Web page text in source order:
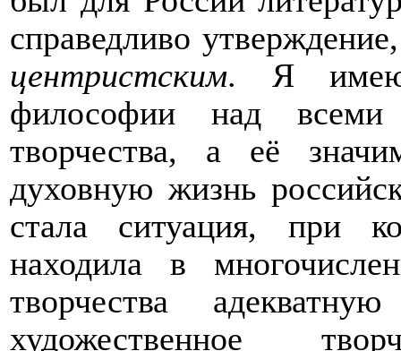
справедливо
центристским. Я имею
философии над всеми
творчества, а её
духовную жизнь
стала ситуация, при
находила в
творчества
художественное